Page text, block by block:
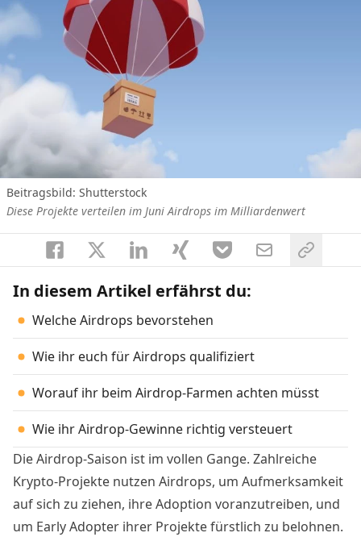
Beitragsbild: Shutterstock
Diese Projekte verteilen im Juni Airdrops im Milliardenwert
In diesem Artikel erfährst du:
Welche Airdrops bevorstehen
Wie ihr euch für Airdrops qualifiziert
Worauf ihr beim Airdrop-Farmen achten müsst
Wie ihr Airdrop-Gewinne richtig versteuert
Die Airdrop-Saison ist im vollen Gange. Zahlreiche
Krypto-Projekte nutzen Airdrops, um Aufmerksamkeit
auf sich zu ziehen, ihre Adoption voranzutreiben, und
um Early Adopter ihrer Projekte fürstlich zu belohnen.